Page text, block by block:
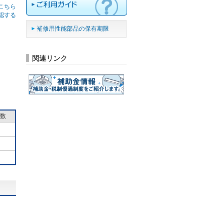
ちら
する
補修用性能部品の保有期限
関連リンク